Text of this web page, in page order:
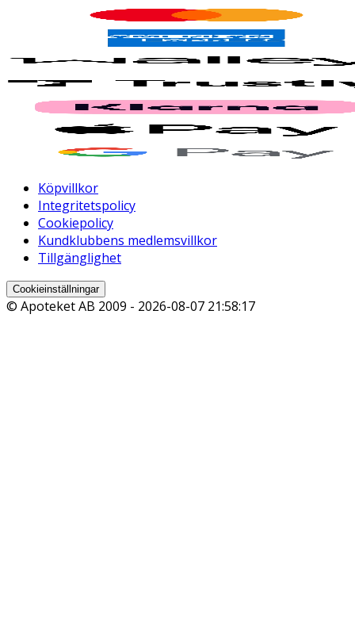
Köpvillkor
Integritetspolicy
Cookiepolicy
Kundklubbens medlemsvillkor
Tillgänglighet
Cookieinställningar
© Apoteket AB 2009 - 2026-08-07 21:58:17